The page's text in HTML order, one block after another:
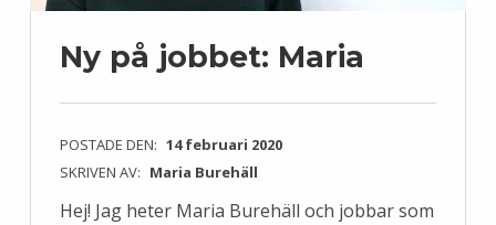
Ny på jobbet: Maria
POSTADE DEN: 14 februari 2020
SKRIVEN AV: Maria Burehäll
Hej! Jag heter Maria Burehäll och jobbar som